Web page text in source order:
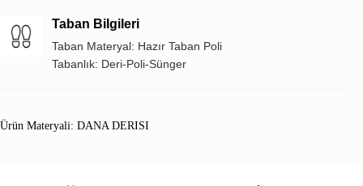
Taban Bilgileri
Taban Materyal: Hazır Taban Poli
Tabanlık: Deri-Poli-Sünger
Ürün Materyali: DANA DERISI